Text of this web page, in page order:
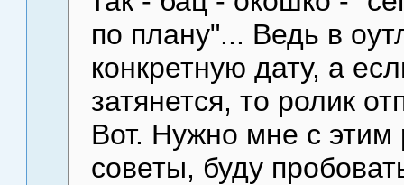
по плану"... Ведь в
конкретную дату, а
затянется, то ролик
Вот. Нужно мне с этим
советы, буду